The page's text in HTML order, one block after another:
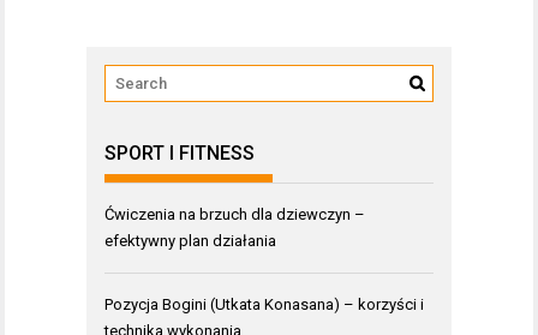
SPORT I FITNESS
Ćwiczenia na brzuch dla dziewczyn –
efektywny plan działania
Pozycja Bogini (Utkata Konasana) – korzyści i
technika wykonania